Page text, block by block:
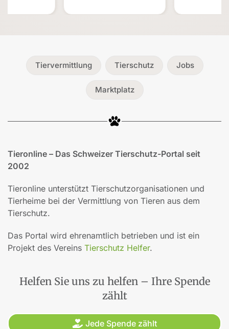
Tiervermittlung Tierschutz Jobs
Marktplatz
Tieronline – Das Schweizer Tierschutz-Portal seit
2002
Tieronline unterstützt Tierschutzorganisationen und
Tierheime bei der Vermittlung von Tieren aus dem
Tierschutz.
Das Portal wird ehrenamtlich betrieben und ist ein
Projekt des Vereins Tierschutz Helfer.
Helfen Sie uns zu helfen – Ihre Spende
zählt
Jede Spende zählt